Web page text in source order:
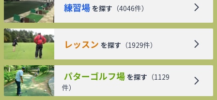
練習場 を探す （4046件）
レッスン を探す （1929件）
パターゴルフ場 を探す （1129
件）